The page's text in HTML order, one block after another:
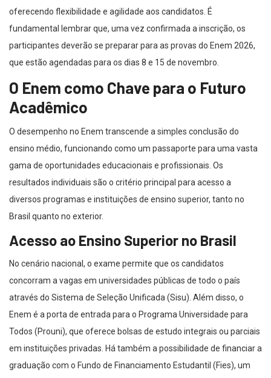
oferecendo flexibilidade e agilidade aos candidatos. É
fundamental lembrar que, uma vez confirmada a inscrição, os
participantes deverão se preparar para as provas do Enem 2026,
que estão agendadas para os dias 8 e 15 de novembro.
O Enem como Chave para o Futuro
Acadêmico
O desempenho no Enem transcende a simples conclusão do
ensino médio, funcionando como um passaporte para uma vasta
gama de oportunidades educacionais e profissionais. Os
resultados individuais são o critério principal para acesso a
diversos programas e instituições de ensino superior, tanto no
Brasil quanto no exterior.
Acesso ao Ensino Superior no Brasil
No cenário nacional, o exame permite que os candidatos
concorram a vagas em universidades públicas de todo o país
através do Sistema de Seleção Unificada (Sisu). Além disso, o
Enem é a porta de entrada para o Programa Universidade para
Todos (Prouni), que oferece bolsas de estudo integrais ou parciais
em instituições privadas. Há também a possibilidade de financiar a
graduação com o Fundo de Financiamento Estudantil (Fies), um